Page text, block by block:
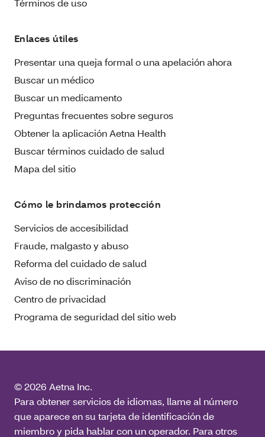
Términos de uso
Enlaces útiles
Presentar una queja formal o una apelación ahora
Buscar un médico
Buscar un medicamento
Preguntas frecuentes sobre seguros
Obtener la aplicación Aetna Health
Buscar términos cuidado de salud
Mapa del sitio
Cómo le brindamos protección
Servicios de accesibilidad
Fraude, malgasto y abuso
Reforma del cuidado de salud
Aviso de no discriminación
Centro de privacidad
Programa de seguridad del sitio web
© 2026 Aetna Inc.
Para obtener servicios de idiomas, llame al número
que aparece en su tarjeta de identificación de
miembro y pida hablar con un operador. Para otros